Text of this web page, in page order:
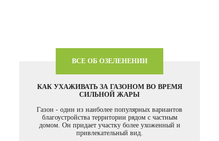
ВСЕ ОБ ОЗЕЛЕНЕНИИ
КАК УХАЖИВАТЬ ЗА ГАЗОНОМ ВО ВРЕМЯ
СИЛЬНОЙ ЖАРЫ
Газон - один из наиболее популярных вариантов
благоустройства территории рядом с частным
домом. Он придает участку более ухоженный и
привлекательный вид.